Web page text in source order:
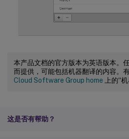
本产品文档的官方版本为英语版本。
而提供，可能包括机器翻译的内容。
Cloud Software Group home 上的“
这是否有帮助？